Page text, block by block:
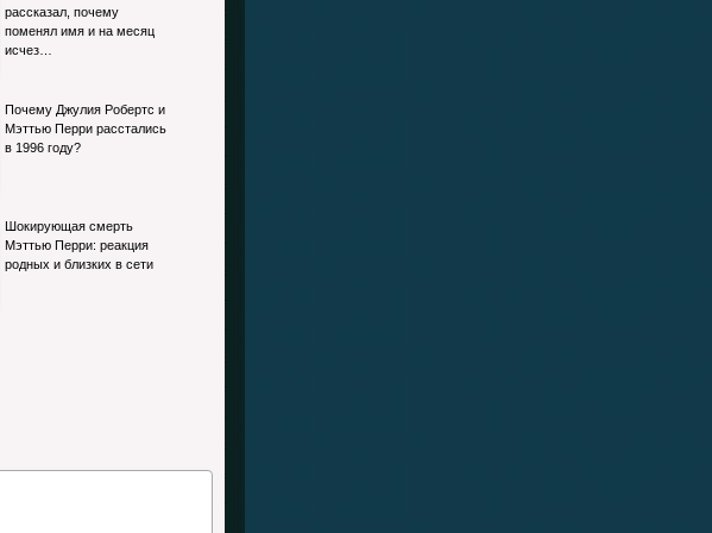
рассказал, почему
поменял имя и на месяц
исчез…
Почему Джулия Робертс и
Мэттью Перри расстались
в 1996 году?
Шокирующая смерть
Мэттью Перри: реакция
родных и близких в сети